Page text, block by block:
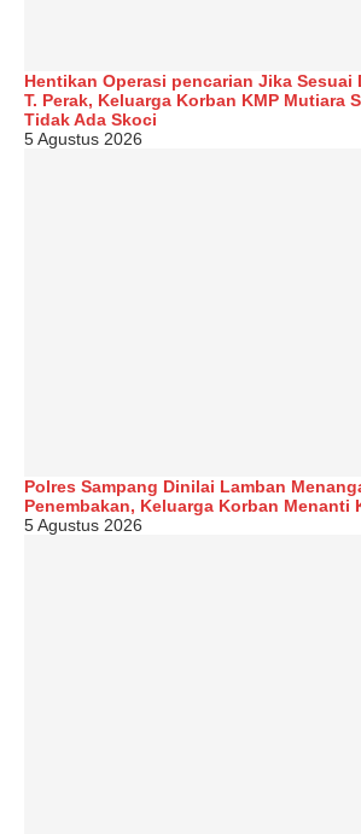
Hentikan Operasi pencarian Jika Sesuai
T. Perak, Keluarga Korban KMP Mutiara
Tidak Ada Skoci
5 Agustus 2026
Polres Sampang Dinilai Lamban
Penembakan, Keluarga Korban Menanti
5 Agustus 2026